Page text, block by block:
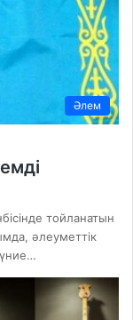
Әлем
тойланатын
әлеуметтік